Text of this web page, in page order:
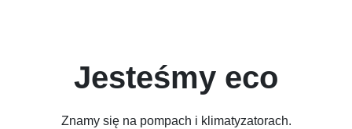
Jesteśmy eco
Znamy się na pompach i klimatyzatorach.